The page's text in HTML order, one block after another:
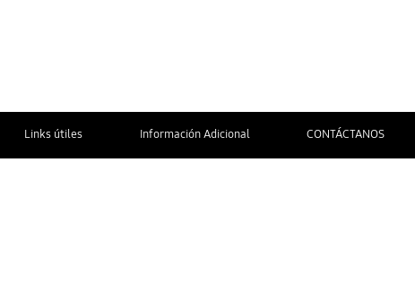
Links útiles Información Adicional CONTÁCTANOS